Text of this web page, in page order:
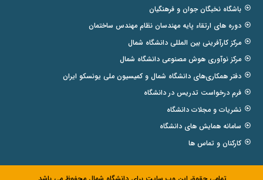
باشگاه نخبگان جوان و فرهنگیان
دوره های ارتقاء پایه مهندسان نظام مهندس ساختمان
مرکز کارآفرینی بین المللی دانشگاه شمال
مرکز نوآوری هوش مصنوعی دانشگاه شمال
دفتر همکاری‌های دانشگاه شمال و کمیسیون ملی یونسکو ایران
فرم درخواست تدریس در دانشگاه
نشریات و مجلات دانشگاه
سامانه همایش های دانشگاه
کارکنان و تماس ها